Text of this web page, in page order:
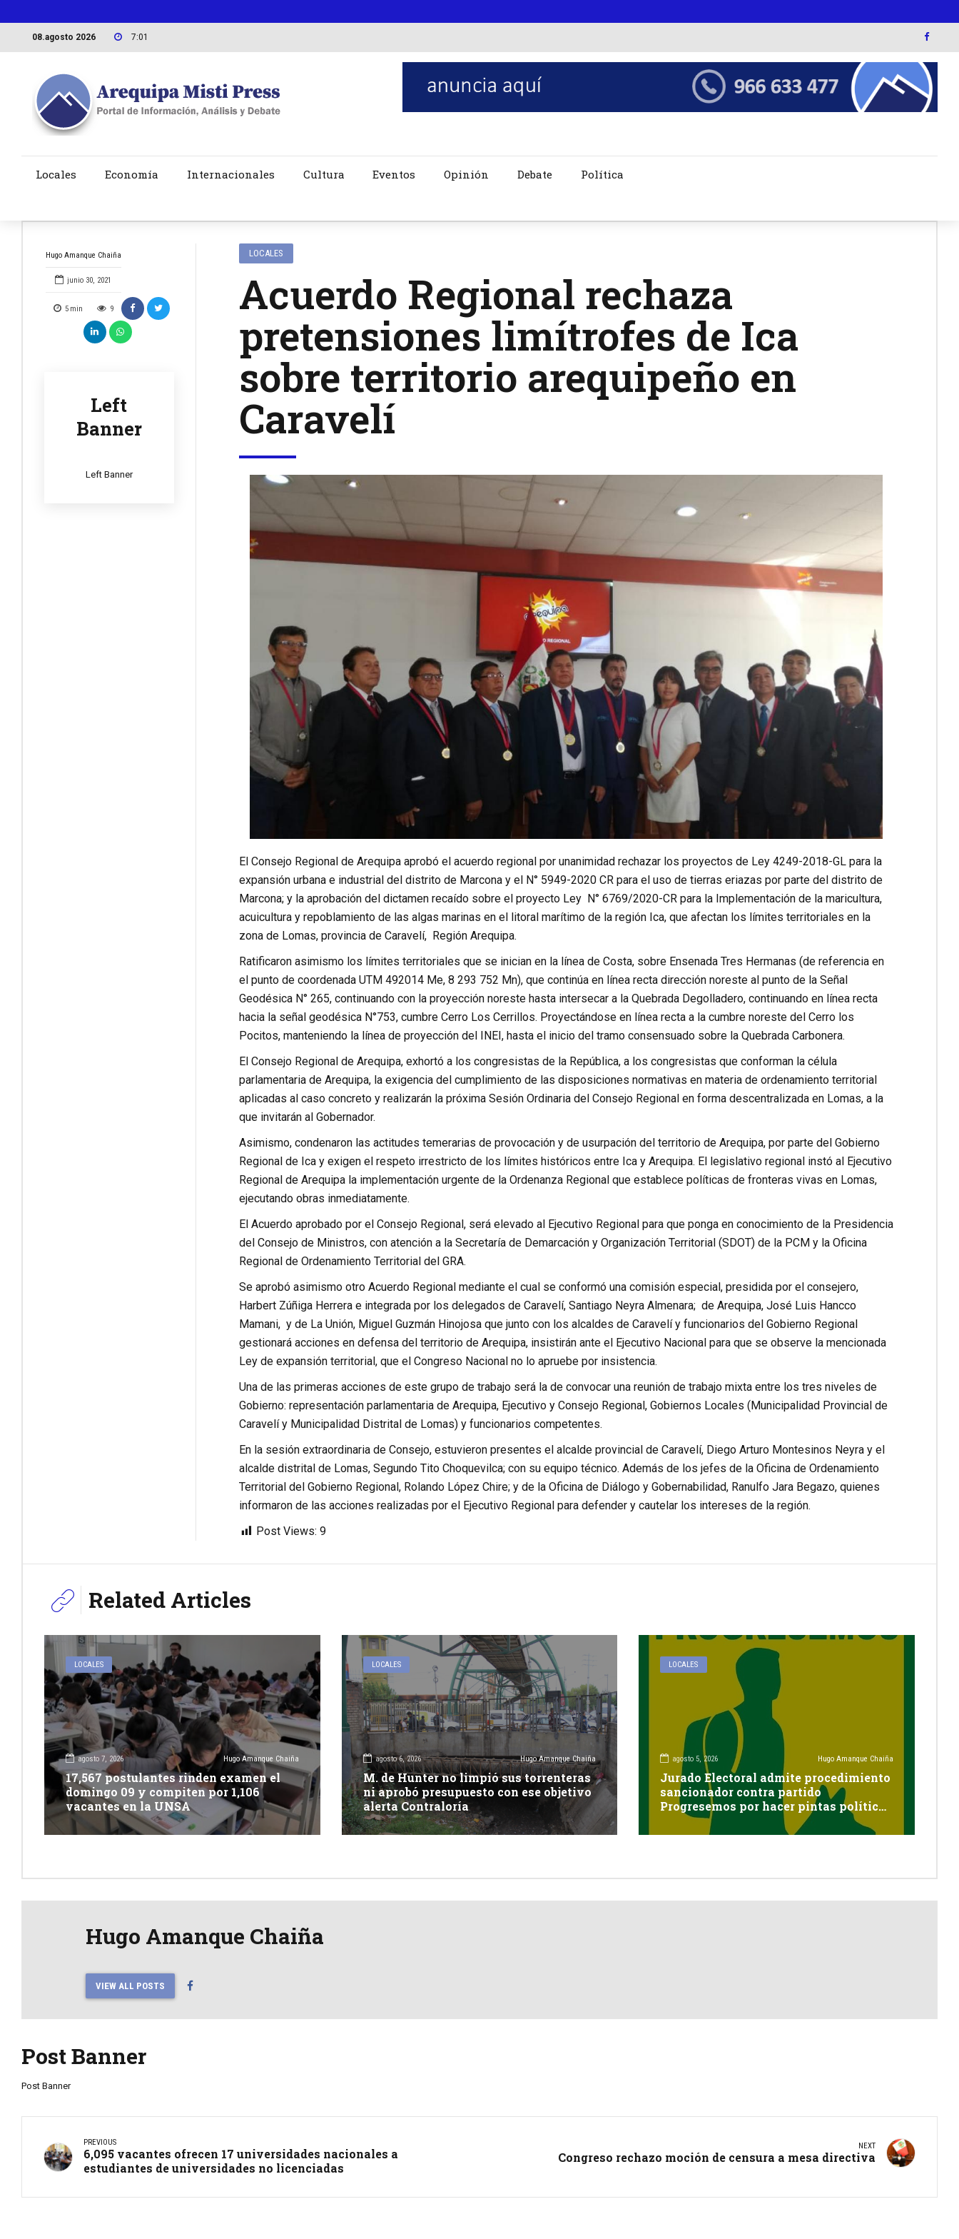
08.agosto 2026 7:01
Locales Economía Internacionales Cultura Eventos Opinión Debate Política
Hugo Amanque Chaiña
junio 30, 2021
5 min 9
Left
Banner
Left Banner
LOCALES
Acuerdo Regional rechaza
pretensiones limítrofes de Ica
sobre territorio arequipeño en
Caravelí
El Consejo Regional de Arequipa aprobó el acuerdo regional por unanimidad rechazar los proyectos de Ley 4249-2018-GL para la
expansión urbana e industrial del distrito de Marcona y el N° 5949-2020 CR para el uso de tierras eriazas por parte del distrito de
Marcona; y la aprobación del dictamen recaído sobre el proyecto Ley N° 6769/2020-CR para la Implementación de la maricultura,
acuicultura y repoblamiento de las algas marinas en el litoral marítimo de la región Ica, que afectan los límites territoriales en la
zona de Lomas, provincia de Caravelí, Región Arequipa.
Ratificaron asimismo los límites territoriales que se inician en la línea de Costa, sobre Ensenada Tres Hermanas (de referencia en
el punto de coordenada UTM 492014 Me, 8 293 752 Mn), que continúa en línea recta dirección noreste al punto de la Señal
Geodésica N° 265, continuando con la proyección noreste hasta intersecar a la Quebrada Degolladero, continuando en línea recta
hacia la señal geodésica N°753, cumbre Cerro Los Cerrillos. Proyectándose en línea recta a la cumbre noreste del Cerro los
Pocitos, manteniendo la línea de proyección del INEI, hasta el inicio del tramo consensuado sobre la Quebrada Carbonera.
El Consejo Regional de Arequipa, exhortó a los congresistas de la República, a los congresistas que conforman la célula
parlamentaria de Arequipa, la exigencia del cumplimiento de las disposiciones normativas en materia de ordenamiento territorial
aplicadas al caso concreto y realizarán la próxima Sesión Ordinaria del Consejo Regional en forma descentralizada en Lomas, a la
que invitarán al Gobernador.
Asimismo, condenaron las actitudes temerarias de provocación y de usurpación del territorio de Arequipa, por parte del Gobierno
Regional de Ica y exigen el respeto irrestricto de los límites históricos entre Ica y Arequipa. El legislativo regional instó al Ejecutivo
Regional de Arequipa la implementación urgente de la Ordenanza Regional que establece políticas de fronteras vivas en Lomas,
ejecutando obras inmediatamente.
El Acuerdo aprobado por el Consejo Regional, será elevado al Ejecutivo Regional para que ponga en conocimiento de la Presidencia
del Consejo de Ministros, con atención a la Secretaría de Demarcación y Organización Territorial (SDOT) de la PCM y la Oficina
Regional de Ordenamiento Territorial del GRA.
Se aprobó asimismo otro Acuerdo Regional mediante el cual se conformó una comisión especial, presidida por el consejero,
Harbert Zúñiga Herrera e integrada por los delegados de Caravelí, Santiago Neyra Almenara; de Arequipa, José Luis Hancco
Mamani, y de La Unión, Miguel Guzmán Hinojosa que junto con los alcaldes de Caravelí y funcionarios del Gobierno Regional
gestionará acciones en defensa del territorio de Arequipa, insistirán ante el Ejecutivo Nacional para que se observe la mencionada
Ley de expansión territorial, que el Congreso Nacional no lo apruebe por insistencia.
Una de las primeras acciones de este grupo de trabajo será la de convocar una reunión de trabajo mixta entre los tres niveles de
Gobierno: representación parlamentaria de Arequipa, Ejecutivo y Consejo Regional, Gobiernos Locales (Municipalidad Provincial de
Caravelí y Municipalidad Distrital de Lomas) y funcionarios competentes.
En la sesión extraordinaria de Consejo, estuvieron presentes el alcalde provincial de Caravelí, Diego Arturo Montesinos Neyra y el
alcalde distrital de Lomas, Segundo Tito Choquevilca; con su equipo técnico. Además de los jefes de la Oficina de Ordenamiento
Territorial del Gobierno Regional, Rolando López Chire; y de la Oficina de Diálogo y Gobernabilidad, Ranulfo Jara Begazo, quienes
informaron de las acciones realizadas por el Ejecutivo Regional para defender y cautelar los intereses de la región.
Post Views: 9
Related Articles
LOCALES
agosto 7, 2026 Hugo Amanque Chaiña
17,567 postulantes rinden examen el
domingo 09 y compiten por 1,106
vacantes en la UNSA
LOCALES
agosto 6, 2026 Hugo Amanque Chaiña
M. de Hunter no limpió sus torrenteras
ni aprobó presupuesto con ese objetivo
alerta Contraloría
LOCALES
agosto 5, 2026 Hugo Amanque Chaiña
Jurado Electoral admite procedimiento
sancionador contra partido
Progresemos por hacer pintas políticas
sin autorización en Cayma
Hugo Amanque Chaiña
VIEW ALL POSTS
Post Banner
Post Banner
PREVIOUS
6,095 vacantes ofrecen 17 universidades nacionales a
estudiantes de universidades no licenciadas
NEXT
Congreso rechazo moción de censura a mesa directiva